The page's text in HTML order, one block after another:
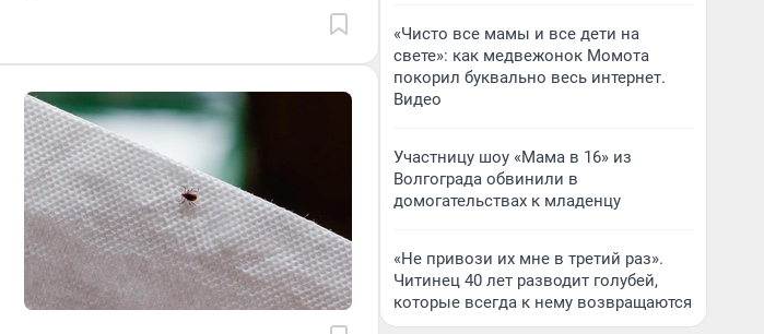
«Чисто все мамы и все дети на
свете»: как медвежонок Момота
покорил буквально весь интернет.
Видео
Участницу шоу «Мама в 16» из
Волгограда обвинили в
домогательствах к младенцу
«Не привози их мне в третий раз».
Читинец 40 лет разводит голубей,
которые всегда к нему возвращаются